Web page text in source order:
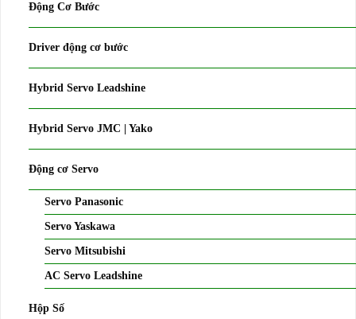
Động Cơ Bước
Driver động cơ bước
Hybrid Servo Leadshine
Hybrid Servo JMC | Yako
Động cơ Servo
Servo Panasonic
Servo Yaskawa
Servo Mitsubishi
AC Servo Leadshine
Hộp Số